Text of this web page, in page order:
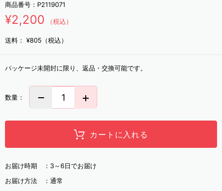
商品番号： P2119071
¥2,200 （税込）
送料： ¥805（税込）
パッケージ未開封に限り、返品・交換可能です。
数量：
カートに入れる
お届け時期 ： 3～6日でお届け
お届け方法 ： 通常